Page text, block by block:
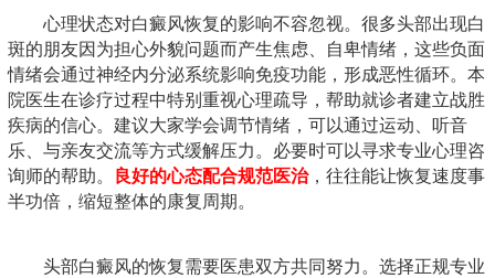
心理状态对白癜风恢复的影响不容忽视。很多头部出现白
斑的朋友因为担心外貌问题而产生焦虑、自卑情绪，这些负面
情绪会通过神经内分泌系统影响免疫功能，形成恶性循环。本
院医生在诊疗过程中特别重视心理疏导，帮助就诊者建立战胜
疾病的信心。建议大家学会调节情绪，可以通过运动、听音
乐、与亲友交流等方式缓解压力。必要时可以寻求专业心理咨
询师的帮助。
良好的心态配合规范医治，往往能让恢复速度事
半功倍，缩短整体的康复周期。
头部白癜风的恢复需要医患双方共同努力。选择正规专业